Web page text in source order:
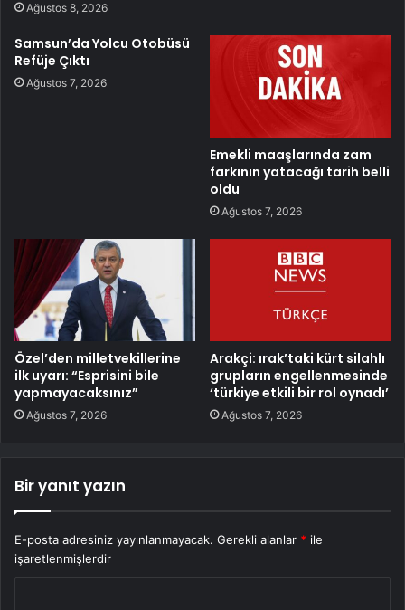
Ağustos 8, 2026
Samsun’da Yolcu Otobüsü
Refüje Çıktı
Ağustos 7, 2026
Emekli maaşlarında zam
farkının yatacağı tarih belli
oldu
Ağustos 7, 2026
Özel’den milletvekillerine
ilk uyarı: “Esprisini bile
yapmayacaksınız”
Ağustos 7, 2026
Arakçi: ırak’taki kürt silahlı
grupların engellenmesinde
‘türkiye etkili bir rol oynadı’
Ağustos 7, 2026
Bir yanıt yazın
E-posta adresiniz yayınlanmayacak. Gerekli alanlar * ile
işaretlenmişlerdir